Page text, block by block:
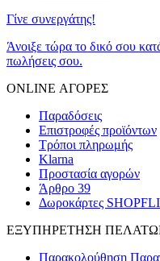
Γίνε συνεργάτης!
Άνοιξε τώρα το δικό σου
πωλήσεις σου.
ONLINE ΑΓΟΡΕΣ
Παραδόσεις
Επιστροφές προϊόντων
Τρόποι πληρωμής
Klarna
Προστασία αγορών
Άρθρο 39
Δωροκάρτες
ΕΞΥΠΗΡΕΤΗΣΗ
Παρακολούθηση